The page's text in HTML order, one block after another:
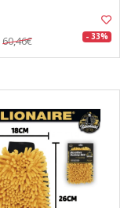
60,46€ - 33%